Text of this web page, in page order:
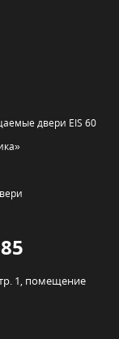
двери EIS 60
1, помещение